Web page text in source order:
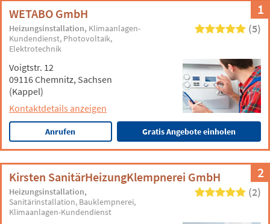
1
WETABO GmbH
Heizungsinstallation Klimaanlagen-
Kundendienst Photovoltaik
Elektrotechnik
(5)
Voigtstr. 12
09116 Chemnitz, Sachsen
(Kappel)
Kontaktdetails anzeigen
Anrufen Gratis Angebote einholen
2
Kirsten SanitärHeizungKlempnerei GmbH
Heizungsinstallation
Sanitärinstallation Bauklempnerei
Klimaanlagen-Kundendienst
(2)